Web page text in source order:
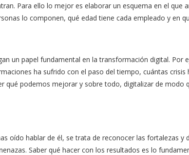
Para ello lo mejor es elaborar un esquema en el que
lo componen, qué edad tiene cada empleado y en
un papel fundamental en la transformación digital. Por
ha sufrido con el paso del tiempo, cuántas crisis
qué podemos mejorar y sobre todo, digitalizar de modo
oído hablar de él, se trata de reconocer las fortalezas y
Saber qué hacer con los resultados es lo